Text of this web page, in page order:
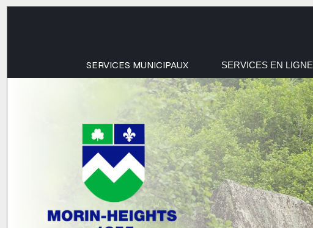
SERVICES MUNICIPAUX SERVICES EN LIGNE